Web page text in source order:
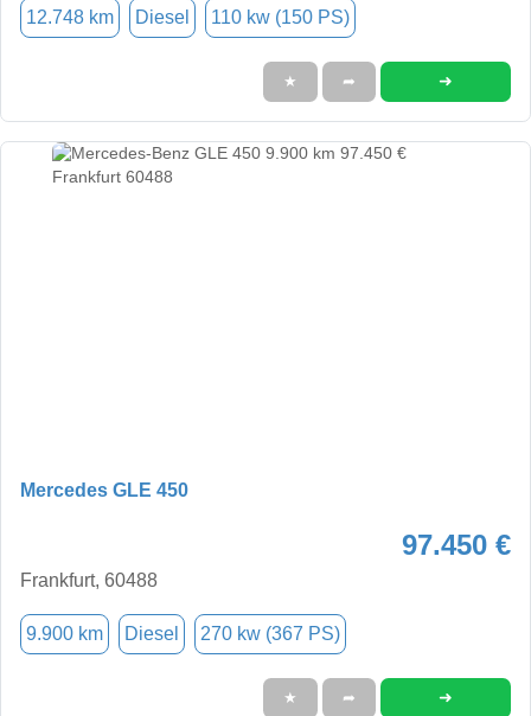
12.748 km Diesel 110 kw (150 PS)
★ ➦ ➜
Mercedes GLE 450
97.450 €
Frankfurt, 60488
9.900 km Diesel 270 kw (367 PS)
★ ➦ ➜